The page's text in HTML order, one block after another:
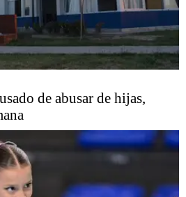
de abusar de hijas,